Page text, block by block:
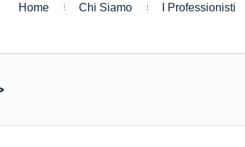
Home Chi Siamo I Professionisti